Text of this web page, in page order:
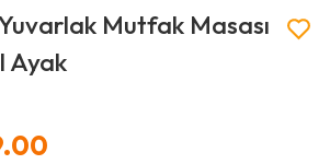
Mutfak Masası
Ayak